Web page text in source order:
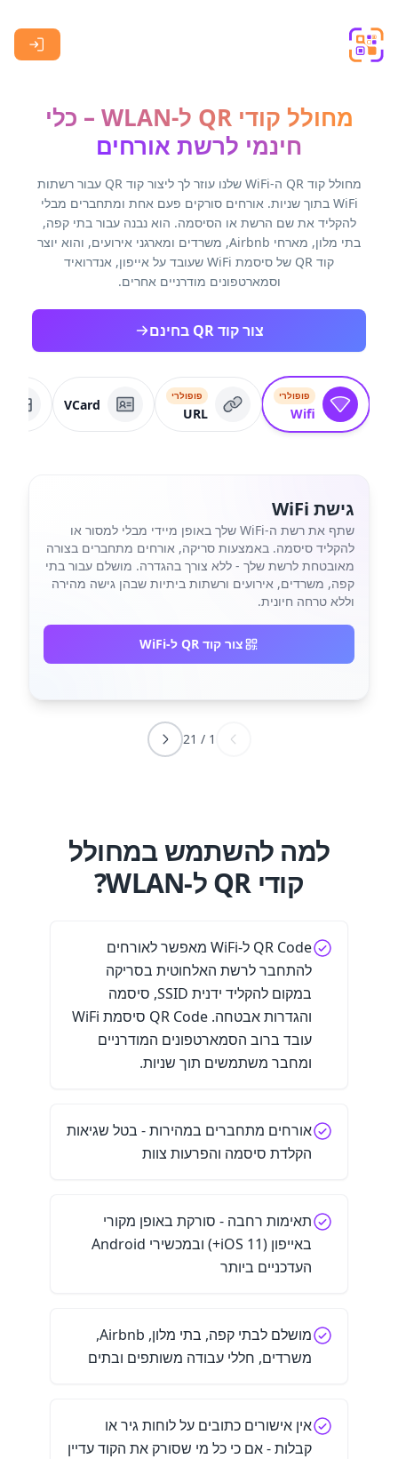
מחולל קודי QR ל-WLAN – כלי
חינמי לרשת אורחים
מחולל קוד QR ה-WiFi שלנו עוזר לך ליצור קוד QR עבור רשתות
WiFi בתוך שניות. אורחים סורקים פעם אחת ומתחברים מבלי
להקליד את שם הרשת או הסיסמה. הוא נבנה עבור בתי קפה,
בתי מלון, מארחי Airbnb, משרדים ומארגני אירועים, והוא יוצר
קוד QR של סיסמת WiFi שעובד על אייפון, אנדרואיד
וסמארטפונים מודרניים אחרים.
צור קוד QR בחינם
פופולרי
Wifi
פופולרי
URL
VCard
גישת WiFi
שתף את רשת ה-WiFi שלך באופן מיידי מבלי למסור או
להקליד סיסמה. באמצעות סריקה, אורחים מתחברים בצורה
מאובטחת לרשת שלך - ללא צורך בהגדרה. מושלם עבור בתי
קפה, משרדים, אירועים ורשתות ביתיות שבהן גישה מהירה
וללא טרחה חיונית.
צור קוד QR ל-WiFi
1
/
21
למה להשתמש במחולל
קודי QR ל-WLAN?
QR Code ל-WiFi מאפשר לאורחים
להתחבר לרשת האלחוטית בסריקה
במקום להקליד ידנית SSID, סיסמה
והגדרות אבטחה. QR Code סיסמת WiFi
עובד ברוב הסמארטפונים המודרניים
ומחבר משתמשים תוך שניות.
אורחים מתחברים במהירות - בטל שגיאות
הקלדת סיסמה והפרעות צוות
תאימות רחבה - סורקת באופן מקורי
באייפון (iOS 11+) ובמכשירי Android
העדכניים ביותר
מושלם לבתי קפה, בתי מלון, Airbnb,
משרדים, חללי עבודה משותפים ובתים
אין אישורים כתובים על לוחות גיר או
קבלות - אם כי כל מי שסורק את הקוד עדיין